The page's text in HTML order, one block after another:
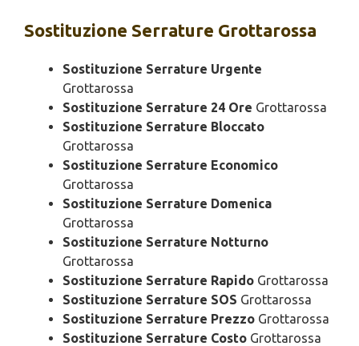
Sostituzione Serrature Grottarossa
Sostituzione Serrature Urgente
Grottarossa
Sostituzione Serrature 24 Ore Grottarossa
Sostituzione Serrature Bloccato
Grottarossa
Sostituzione Serrature Economico
Grottarossa
Sostituzione Serrature Domenica
Grottarossa
Sostituzione Serrature Notturno
Grottarossa
Sostituzione Serrature Rapido Grottarossa
Sostituzione Serrature SOS Grottarossa
Sostituzione Serrature Prezzo Grottarossa
Sostituzione Serrature Costo Grottarossa